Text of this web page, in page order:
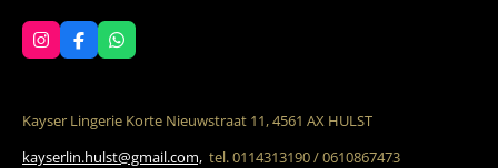
I
n
g
a
F
a
b
o
k
W
h
A
p
Kayser Lingerie Korte Nieuwstraat 11, 4561 AX HULST
kayserlin.hulst@gmail.com, tel. 0114313190 / 0610867473